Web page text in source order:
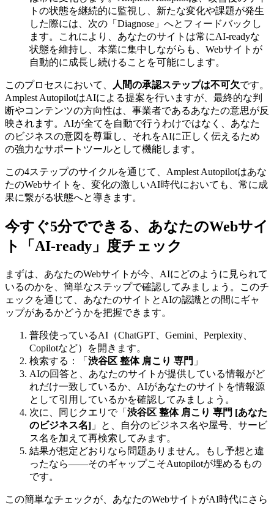
トの状態を継続的に監視し、新たな変化や課題が発生
した際には、次の「Diagnose」へとフィードバックし
ます。これにより、あなたのサイトは常にAI-readyな
状態を維持し、本業に集中しながらも、Webサイトが
自動的に成長し続けることを可能にします。
このプロセスにおいて、 人間の承認ステップは不可欠です。
Amplest AutopilotはAIによる提案を行いますが、最終的な判
断やコンテンツの方向性は、事業者であるあなたの意思が反
映されます。AIが全てを自動で行うわけではなく、あなた
のビジネスの意図を尊重し、それをAIに正しく伝えるため
の強力なサポートツールとして機能します。
この4ステップのサイクルを通じて、Amplest Autopilotはあな
たのWebサイトを、変化の激しいAI時代においても、常に成
果に繋がる状態へと導きます。
今すぐ5分でできる、あなたのWebサイ
ト「AI-ready」度チェック
まずは、あなたのWebサイトが今、AIにどのように見られて
いるのかを、簡単なステップで確認してみましょう。このチ
ェックを通じて、あなたのサイトとAIの認識との間にギャ
ップがあるかどうかを把握できます。
普段使っているAI（ChatGPT、Gemini、Perplexity、
Copilotなど）を開きます。
検索する：「 渋谷区 整体 肩こり 専門 」
AIの回答と、あなたのサイトが提供している情報がど
れだけ一致しているか、AIがあなたのサイトを情報源
として引用しているかを確認してみましょう。
次に、同じクエリで「 渋谷区 整体 肩こり 専門 [あなた
のビジネス名] 」と、自分のビジネス名や屋号、サービ
ス名を加えて再検索してみます。
結果が想定どおりなら問題ありません。もし予想と違
ったなら——そのギャップこそAutopilotが埋めるもの
です。
この簡単なチェックが、あなたのWebサイトがAI時代にさら